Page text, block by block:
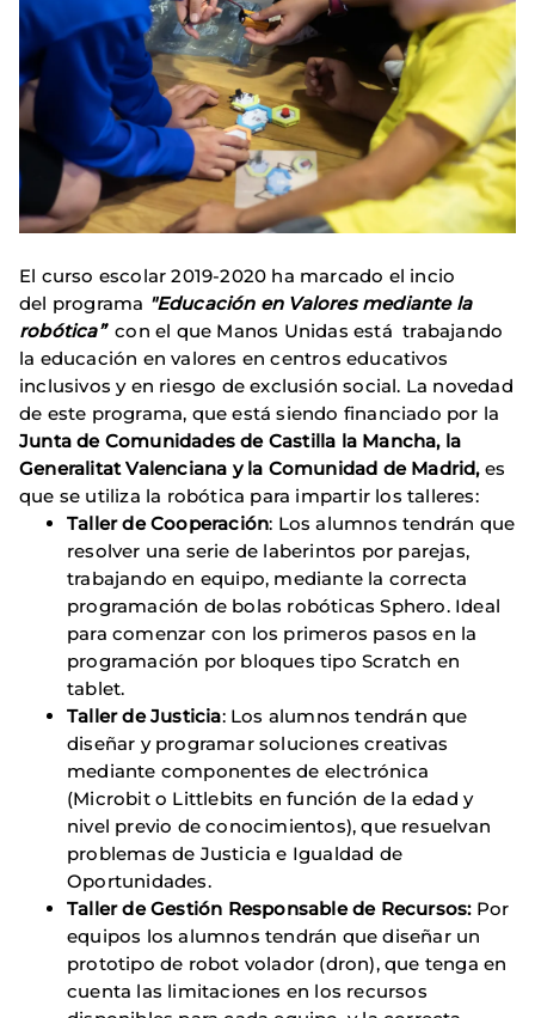
El curso escolar 2019-2020 ha marcado el incio
del programa "Educación en Valores mediante la
robótica”con el que Manos Unidas está trabajando
la educación en valores en centros educativos
inclusivos y en riesgo de exclusión social. La novedad
de este programa, que está siendo financiado por la
Junta de Comunidades de Castilla la Mancha, la
Generalitat Valenciana y la Comunidad de Madrid, es
que se utiliza la robótica para impartir los talleres:
Taller de Cooperación: Los alumnos tendrán que
resolver una serie de laberintos por parejas,
trabajando en equipo, mediante la correcta
programación de bolas robóticas Sphero. Ideal
para comenzar con los primeros pasos en la
programación por bloques tipo Scratch en
tablet.
Taller de Justicia: Los alumnos tendrán que
diseñar y programar soluciones creativas
mediante componentes de electrónica
(Microbit o Littlebits en función de la edad y
nivel previo de conocimientos), que resuelvan
problemas de Justicia e Igualdad de
Oportunidades.
Taller de Gestión Responsable de Recursos:Por
equipos los alumnos tendrán que diseñar un
prototipo de robot volador (dron), que tenga en
cuenta las limitaciones en los recursos